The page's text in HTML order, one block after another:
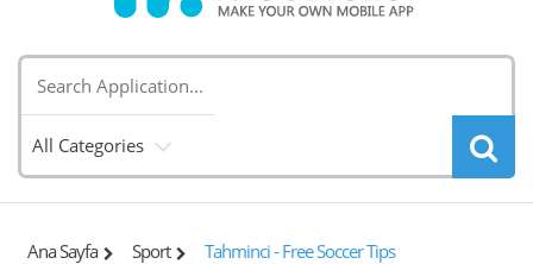
All Categories
Ana Sayfa Sport Tahminci - Free Soccer Tips